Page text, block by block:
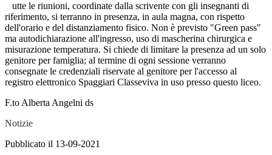
utte le riunioni, coordinate dalla scrivente con gli insegnanti di
riferimento, si terranno in presenza, in aula magna, con rispetto
dell'orario e del distanziamento fisico. Non è previsto "Green pass"
ma autodichiarazione all'ingresso, uso di mascherina chirurgica e
misurazione temperatura. Si chiede di limitare la presenza ad un solo
genitore per famiglia; al termine di ogni sessione verranno
consegnate le credenziali riservate al genitore per l'accesso al
registro elettronico Spaggiari Classeviva in uso presso questo liceo.
F.to Alberta Angelni ds
Notizie
Pubblicato il 13-09-2021